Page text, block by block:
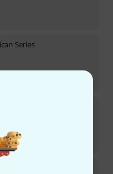
Series
Mallet Berlin
Herbert Signature